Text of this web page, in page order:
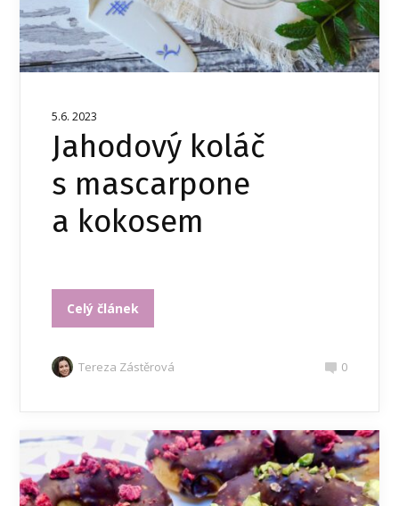
5.6. 2023
Jahodový koláč
s mascarpone
a kokosem
Celý článek
Tereza Zástěrová 0